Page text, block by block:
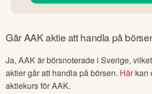
GårAAKaktie att handla på
Ja,AAKär börsnoterade i Sverige,
aktier går att handla på börsen. Härkan
aktiekurs förAAK.